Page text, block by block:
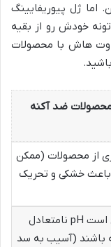
ژل پیوریفایینگ
خودش رو از بقیه
هاش با محصولات
ضد آکنه
از محصولات (ممکن
خشکی و تحریک
ممکن است pH نامتعادل
باشند (آسیب به سد